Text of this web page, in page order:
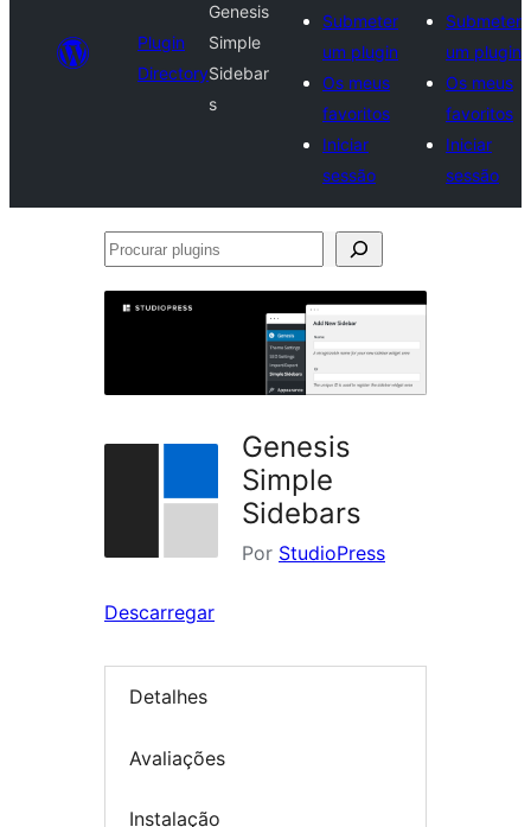
Plugin
Directory
Genesis
Simple
Sidebar
s
Submeter
um plugin
Os meus
favoritos
Iniciar
sessão
Submeter
um plugin
Os meus
favoritos
Iniciar
sessão
Procurar
Genesis
Simple
Sidebars
Por StudioPress
Descarregar
Detalhes
Avaliações
Instalação